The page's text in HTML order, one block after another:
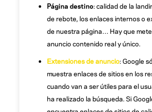
Página destino: calidad de la
de rebote, los enlaces internos o
de nuestra página… Hay que
anuncio contenido real y único.
Extensiones de anuncio: Google
muestra enlaces de sitios en los
cuando van a ser útiles para el
ha realizado la búsqueda. Si